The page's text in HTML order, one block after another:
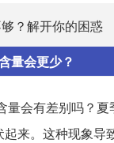
？解开你的困惑
量会更少？
量会有差别吗？
来。这种现象导